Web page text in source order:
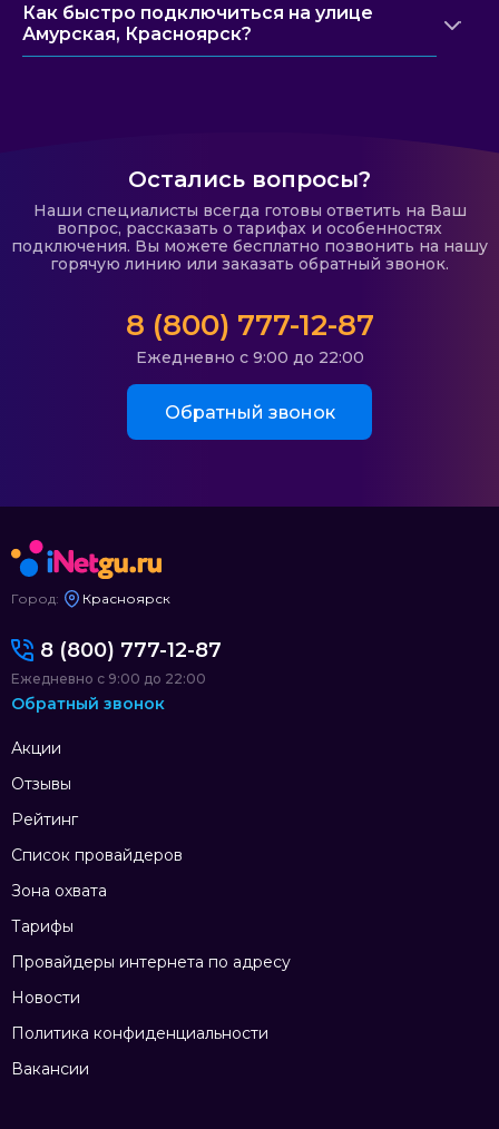
Как быстро подключиться на улице
Амурская, Красноярск?
Остались вопросы?
Наши специалисты всегда готовы ответить на Ваш
вопрос, рассказать о тарифах и особенностях
подключения. Вы можете бесплатно позвонить на нашу
горячую линию или заказать обратный звонок.
8 (800) 777-12-87
Ежедневно с 9:00 до 22:00
Обратный звонок
Город: Красноярск
Акции
Отзывы
Рейтинг
Список провайдеров
Зона охвата
Тарифы
Провайдеры интернета по адресу
Новости
Политика конфиденциальности
Вакансии
8 (800) 777-12-87
Ежедневно с 9:00 до 22:00
Обратный звонок